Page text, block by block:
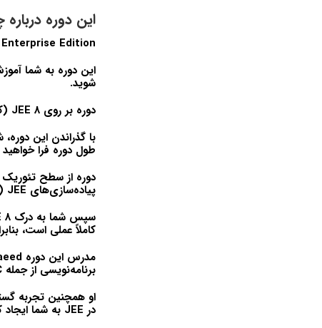
این دوره
Edition
این دوره به شما
شوید.
دوره بر روی JEE 8
با گذراندن این
طول دوره فرا
دوره از سطح
پیاده‌سازی‌های JEE
سپس شما به درک 8
کاملاً عملی است،
مدرس این دوره
برنامه‌نویسی از جمله
او همچنین تجربه
در JEE به شما